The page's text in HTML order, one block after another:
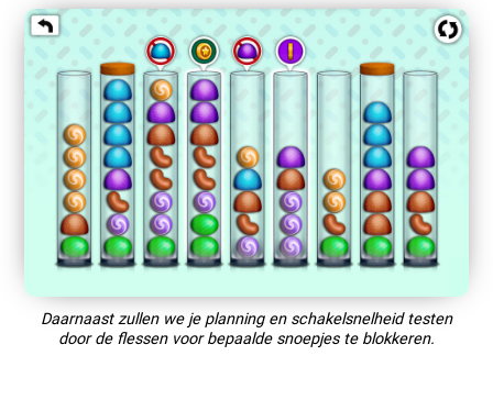
Daarnaast zullen we je planning en schakelsnelheid testen
door de flessen voor bepaalde snoepjes te blokkeren.